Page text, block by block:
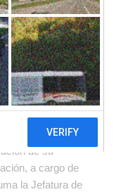
con
no.
no
el
de su
a cargo de
la Jefatura de